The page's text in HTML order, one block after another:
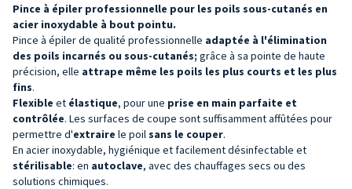
Pince à épiler professionnelle pour les poils sous-cutanés en
acier inoxydable à bout pointu.
Pince à épiler de qualité professionnelle adaptée à l'élimination
des poils incarnés ou sous-cutanés; grâce à sa pointe de haute
précision, elle attrape même les poils les plus courts et les plus
fins.
Flexible et élastique, pour une prise en main parfaite et
contrôlée. Les surfaces de coupe sont suffisamment affûtées pour
permettre d'extraire le poil sans le couper.
En acier inoxydable, hygiénique et facilement désinfectable et
stérilisable: en autoclave, avec des chauffages secs ou des
solutions chimiques.